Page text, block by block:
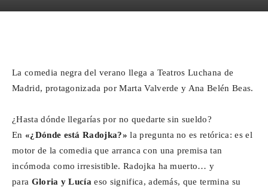
La comedia negra del verano llega a Teatros Luchana de
Madrid, protagonizada por Marta Valverde y Ana Belén Beas.
¿Hasta dónde llegarías por no quedarte sin sueldo?
En «¿Dónde está Radojka?» la pregunta no es retórica: es el
motor de la comedia que arranca con una premisa tan
incómoda como irresistible. Radojka ha muerto… y
para Gloria y Lucía eso significa, además, que termina su